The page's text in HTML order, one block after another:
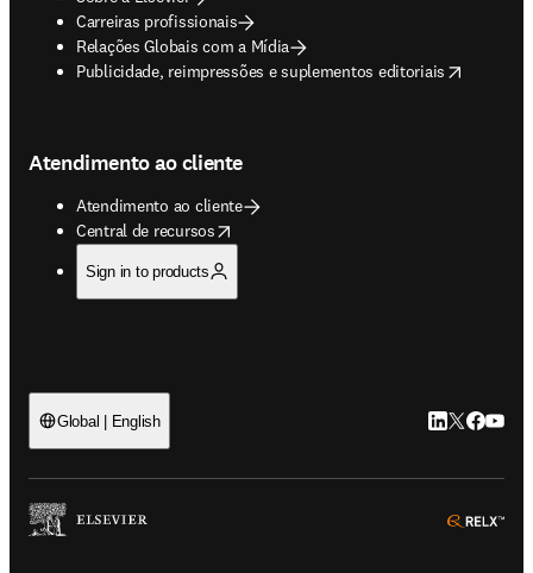
Carreiras profissionais
Relações Globais com a Mídia
Publicidade, reimpressões e suplementos editoriais
opens in new tab/window
Atendimento ao cliente
Atendimento ao cliente
Central de recursos
opens in new tab/window
Sign in to products
Global | English LinkedIn abre
Twitter